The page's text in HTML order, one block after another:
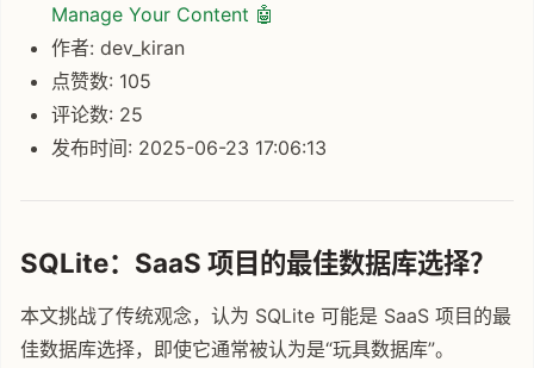
Manage Your Content 🤖
作者: dev_kiran
点赞数: 105
评论数: 25
发布时间: 2025-06-23 17:06:13
SQLite：SaaS 项目的最佳数据库选择？
本文挑战了传统观念，认为 SQLite 可能是 SaaS 项目的最
佳数据库选择，即使它通常被认为是“玩具数据库”。